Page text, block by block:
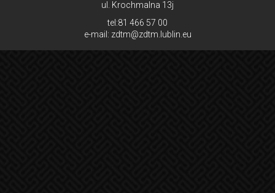
ul. Krochmalna 13j
tel:81 466 57 00
e-mail: zdtm@zdtm.lublin.eu